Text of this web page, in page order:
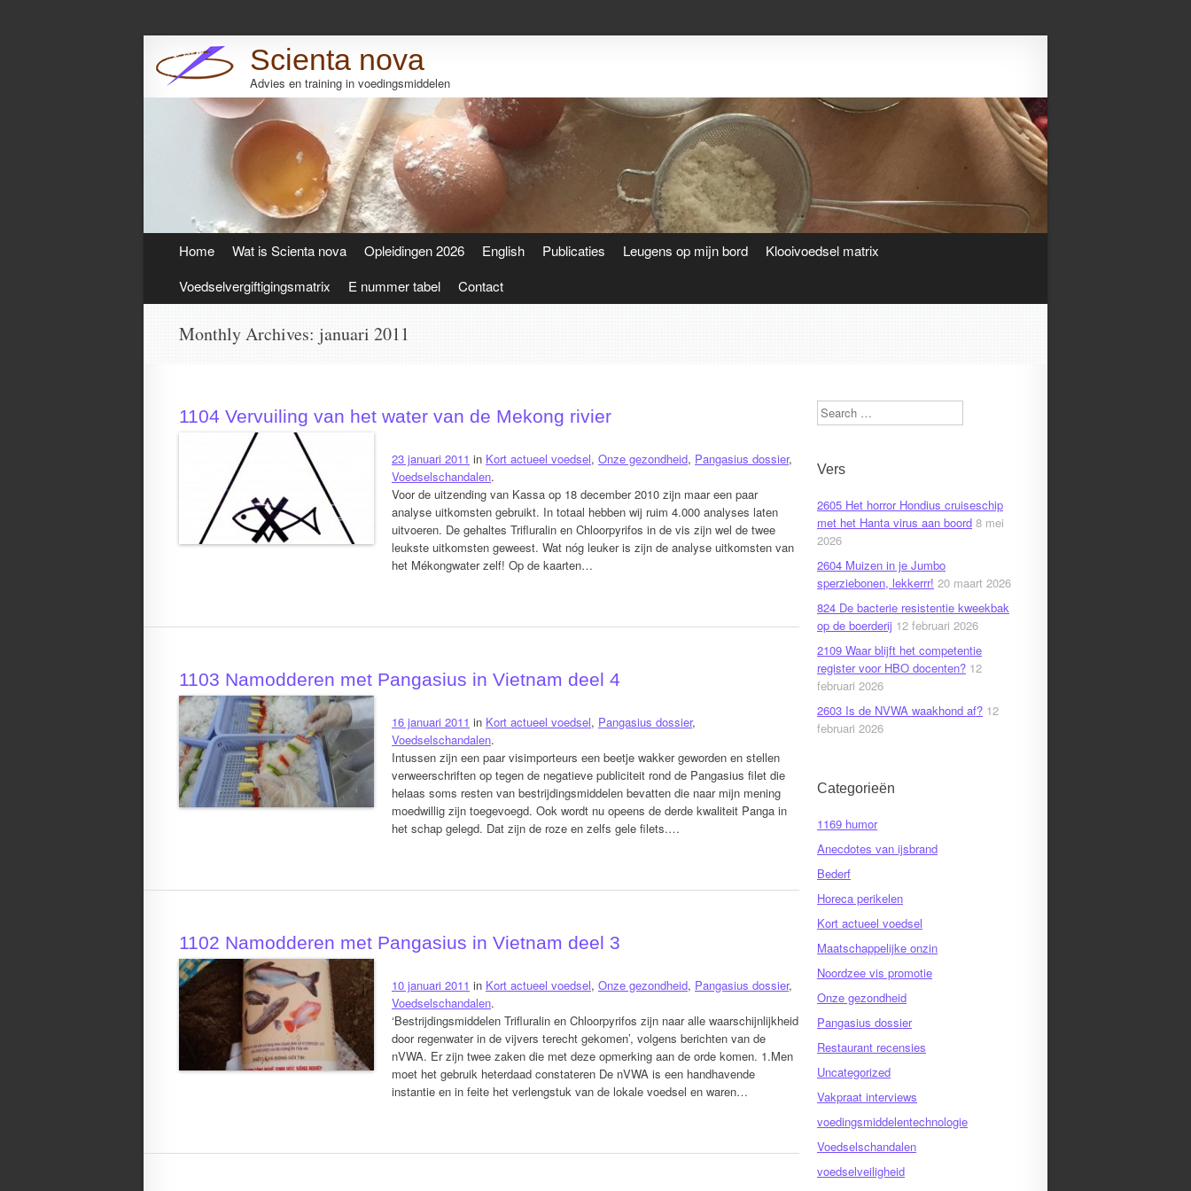
Scienta nova
Advies en training in voedingsmiddelen
Search
content
Home Wat is Scienta nova Opleidingen 2026 English Publicaties Leugens op mijn bord
Klooivoedsel matrix
Voedselvergiftigingsmatrix
E nummer tabel Contact
Monthly Archives: januari 2011
1104 Vervuiling van het water van de Mekong rivier
23 januari 2011 in Kort actueel voedsel, Onze gezondheid, Pangasius dossier,
Voedselschandalen.
Voor de uitzending van Kassa op 18 december 2010 zijn maar een paar
analyse uitkomsten gebruikt. In totaal hebben wij ruim 4.000 analyses laten
uitvoeren. De gehaltes Trifluralin en Chloorpyrifos in de vis zijn wel de twee
leukste uitkomsten geweest. Wat nóg leuker is zijn de analyse uitkomsten van
het Mékongwater zelf! Op de kaarten…
1103 Namodderen met Pangasius in Vietnam deel 4
16 januari 2011 in Kort actueel voedsel, Pangasius dossier,
Voedselschandalen.
Intussen zijn een paar visimporteurs een beetje wakker geworden en stellen
verweerschriften op tegen de negatieve publiciteit rond de Pangasius filet die
helaas soms resten van bestrijdingsmiddelen bevatten die naar mijn mening
moedwillig zijn toegevoegd. Ook wordt nu opeens de derde kwaliteit Panga in
het schap gelegd. Dat zijn de roze en zelfs gele filets.…
1102 Namodderen met Pangasius in Vietnam deel 3
10 januari 2011 in Kort actueel voedsel, Onze gezondheid, Pangasius dossier,
Voedselschandalen.
‘Bestrijdingsmiddelen Trifluralin en Chloorpyrifos zijn naar alle waarschijnlijkheid
door regenwater in de vijvers terecht gekomen’, volgens berichten van de
nVWA. Er zijn twee zaken die met deze opmerking aan de orde komen. 1.Men
moet het gebruik heterdaad constateren De nVWA is een handhavende
instantie en in feite het verlengstuk van de lokale voedsel en waren…
Search
Vers
2605 Het horror Hondius cruiseschip
met het Hanta virus aan boord 8 mei
2026
2604 Muizen in je Jumbo
sperziebonen, lekkerrr! 20 maart 2026
824 De bacterie resistentie kweekbak
op de boerderij 12 februari 2026
2109 Waar blijft het competentie
register voor HBO docenten? 12
februari 2026
2603 Is de NVWA waakhond af? 12
februari 2026
Categorieën
1169 humor
Anecdotes van ijsbrand
Bederf
Horeca perikelen
Kort actueel voedsel
Maatschappelijke onzin
Noordzee vis promotie
Onze gezondheid
Pangasius dossier
Restaurant recensies
Uncategorized
Vakpraat interviews
voedingsmiddelentechnologie
Voedselschandalen
voedselveiligheid